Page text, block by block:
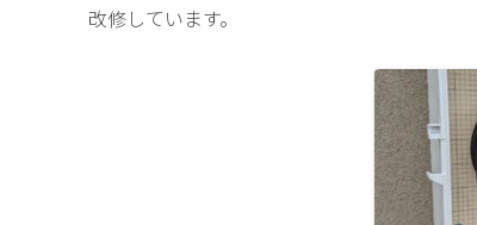
改修しています。